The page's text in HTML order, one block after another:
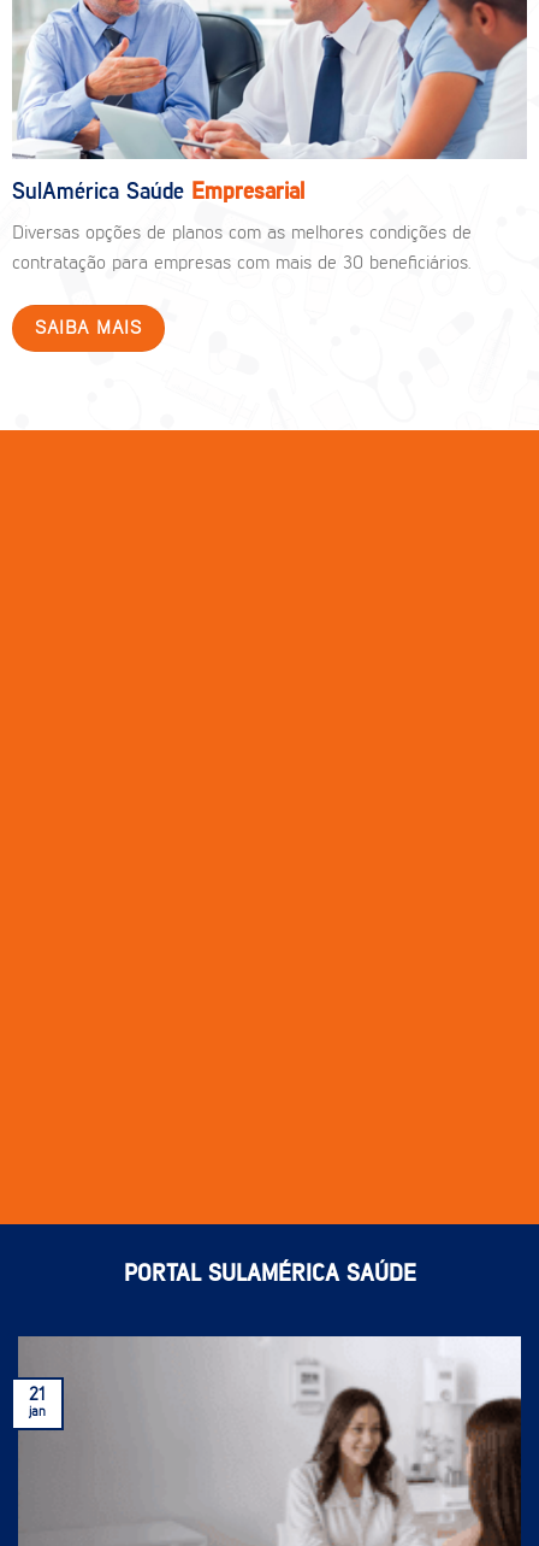
SulAmérica Saúde Empresarial
Diversas opções de planos com as melhores condições de
contratação para empresas com mais de 30 beneficiários.
SAIBA MAIS
PORTAL SULAMÉRICA SAÚDE
21
jan